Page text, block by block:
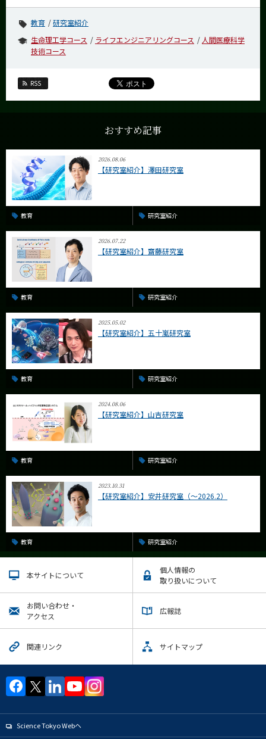
教育
研究室紹介
生命理工学コース
ライフエンジニアリングコース
人間医療科学
技術コース
RSS
おすすめ記事
2026.08.06
【研究室紹介】澤田研究室
教育 研究室紹介
2026.07.22
【研究室紹介】齋藤研究室
教育 研究室紹介
2025.05.02
【研究室紹介】五十嵐研究室
教育 研究室紹介
2024.08.06
【研究室紹介】山吉研究室
教育 研究室紹介
2023.10.31
【研究室紹介】安井研究室（～2026.2）
教育 研究室紹介
本サイトについて
個人情報の
取り扱いについて
お問い合わせ・
アクセス
広報誌
関連リンク サイトマップ
Science Tokyo Webヘ